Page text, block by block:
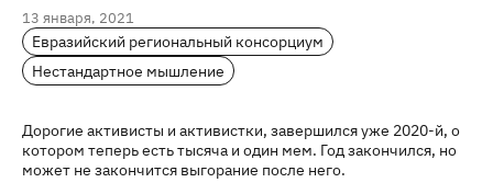
13 января, 2021
Евразийский региональный консорциум
Нестандартное мышление
Дорогие активисты и активистки, завершился уже 2020-й, о
котором теперь есть тысяча и один мем. Год закончился, но
может не закончится выгорание после него.